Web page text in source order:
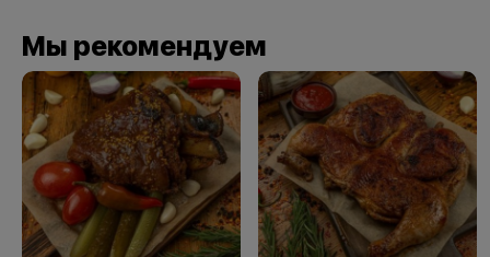
Мы рекомендуем